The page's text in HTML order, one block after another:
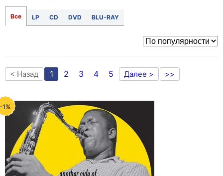
Все LP CD DVD BLU-RAY
< Назад 1 2 3 4 5 Далее > >>
-1%